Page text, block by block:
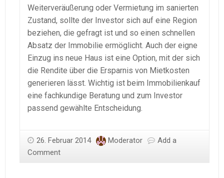
Weiterveräußerung oder Vermietung im sanierten
Zustand, sollte der Investor sich auf eine Region
beziehen, die gefragt ist und so einen schnellen
Absatz der Immobilie ermöglicht. Auch der eigne
Einzug ins neue Haus ist eine Option, mit der sich
die Rendite über die Ersparnis von Mietkosten
generieren lässt. Wichtig ist beim Immobilienkauf
eine fachkundige Beratung und zum Investor
passend gewählte Entscheidung.
26. Februar 2014 Moderator
Add a
Comment